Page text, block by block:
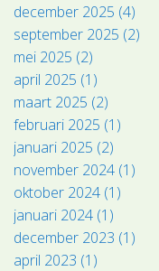
december 2025 (4)
september 2025 (2)
mei 2025 (2)
april 2025 (1)
maart 2025 (2)
februari 2025 (1)
januari 2025 (2)
november 2024 (1)
oktober 2024 (1)
januari 2024 (1)
december 2023 (1)
april 2023 (1)